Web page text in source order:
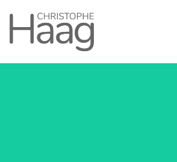
Navigation principale